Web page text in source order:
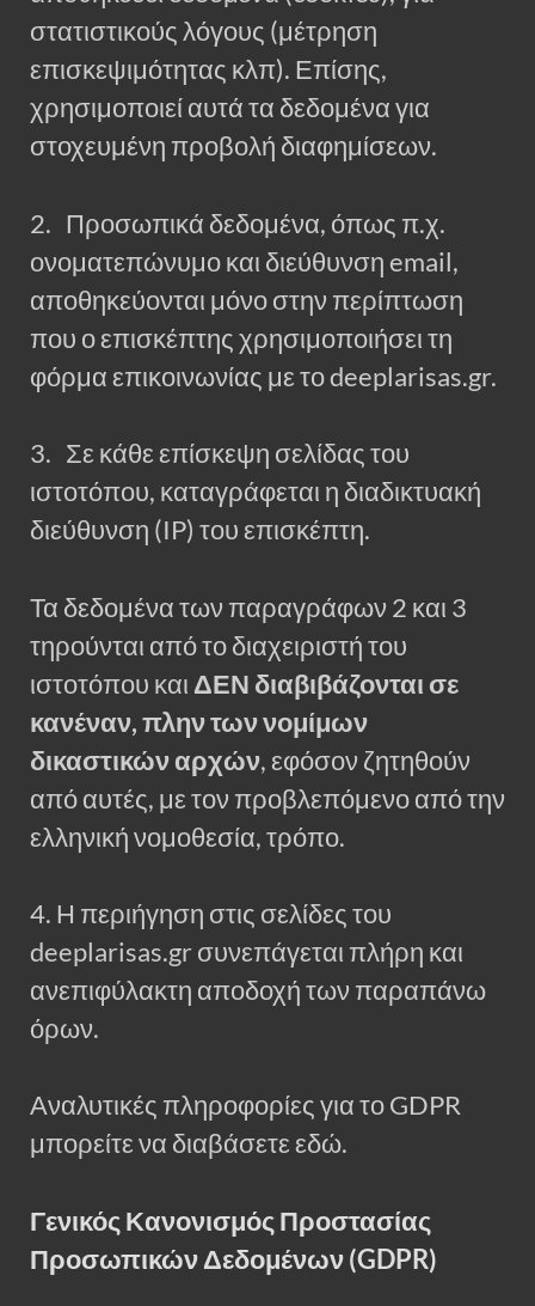
στατιστικούς λόγους (μέτρηση
επισκεψιμότητας κλπ). Επίσης,
χρησιμοποιεί αυτά τα δεδομένα για
στοχευμένη προβολή διαφημίσεων.
2. Προσωπικά δεδομένα, όπως π.χ.
ονοματεπώνυμο και διεύθυνση email,
αποθηκεύονται μόνο στην περίπτωση
που ο επισκέπτης χρησιμοποιήσει τη
φόρμα επικοινωνίας με το deeplarisas.gr.
3. Σε κάθε επίσκεψη σελίδας του
ιστοτόπου, καταγράφεται η διαδικτυακή
διεύθυνση (IP) του επισκέπτη.
Τα δεδομένα των παραγράφων 2 και 3
τηρούνται από το διαχειριστή του
ιστοτόπου και ΔΕΝ διαβιβάζονται σε
κανέναν, πλην των νομίμων
δικαστικών αρχών, εφόσον ζητηθούν
από αυτές, με τον προβλεπόμενο από την
ελληνική νομοθεσία, τρόπο.
4. Η περιήγηση στις σελίδες του
deeplarisas.gr συνεπάγεται πλήρη και
ανεπιφύλακτη αποδοχή των παραπάνω
όρων.
Αναλυτικές πληροφορίες για το GDPR
μπορείτε να διαβάσετε εδώ.
Γενικός Κανονισμός Προστασίας
Προσωπικών Δεδομένων (GDPR)